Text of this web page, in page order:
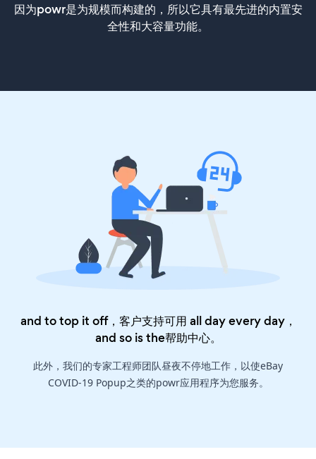
因为powr是为规模而构建的，所以它具有最先进的内置安
全性和大容量功能。
and to top it off，客户支持可用 all day every day，
and so is the帮助中心。
此外，我们的专家工程师团队昼夜不停地工作，以使eBay
COVID-19 Popup之类的powr应用程序为您服务。